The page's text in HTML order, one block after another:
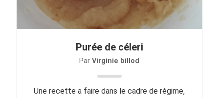
Purée de céleri
ParVirginie billod
Une recette a faire dans le cadre de régime,